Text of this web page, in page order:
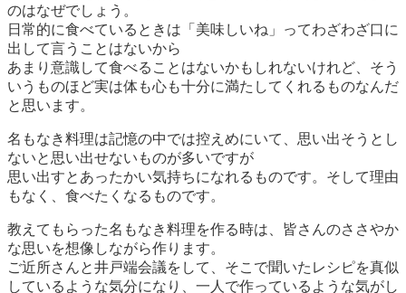
のはなぜでしょう。
日常的に食べているときは「美味しいね」ってわざわざ口に
出して言うことはないから
あまり意識して食べることはないかもしれないけれど、そう
いうものほど実は体も心も十分に満たしてくれるものなんだ
と思います。
名もなき料理は記憶の中では控えめにいて、思い出そうとし
ないと思い出せないものが多いですが
思い出すとあったかい気持ちになれるものです。そして理由
もなく、食べたくなるものです。
教えてもらった名もなき料理を作る時は、皆さんのささやか
な思いを想像しながら作ります。
ご近所さんと井戸端会議をして、そこで聞いたレシピを真似
しているような気分になり、一人で作っているような気がし